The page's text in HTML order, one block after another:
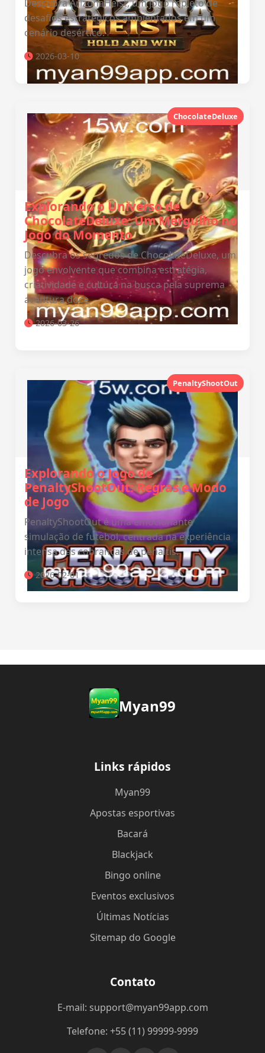
Descubra ArizonaHeist, um jogo repleto de
desafios estratégicos ambientados em um
cenário desértico.
2026-03-10
ChocolateDeluxe
Explorando o Universo de
ChocolateDeluxe: Um Mergulho no
Jogo do Momento
Descubra os segredos de ChocolateDeluxe, um
jogo envolvente que combina estratégia,
criatividade e cultura na busca pela suprema
aventura doce.
2026-03-26
PenaltyShootOut
Explorando o Jogo de
PenaltyShootOut: Regras e Modo
de Jogo
PenaltyShootOut é uma emocionante
simulação de futebol, centrada na experiência
intensa das cobranças de pênaltis.
2026-02-01
Myan99
Links rápidos
Myan99
Apostas esportivas
Bacará
Blackjack
Bingo online
Eventos exclusivos
Últimas Notícias
Sitemap do Google
Contato
E-mail: support@myan99app.com
Telefone: +55 (11) 99999-9999